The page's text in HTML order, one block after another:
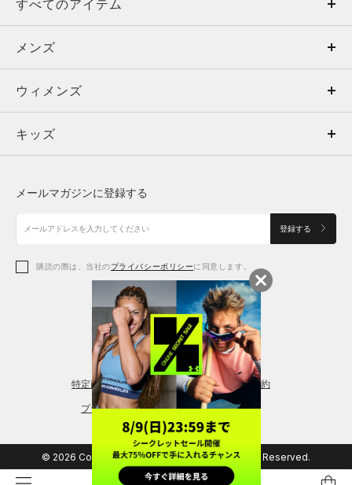
すべてのアイテム
メンズ
ウィメンズ
キッズ
アクセサリー
メンズ
トップス
ボトムス
アクセサリー
ウィメンズ
トップス
シューズ
アクセサリー
レギンス＆タイツ
キッズ
シューズ
メールマガジンに登録する
登録する
購読の際は、当社のプライバシーポリシーに同意します。
特定商取引法に基づく通販の表記 会員規約
プライバシーポリシー
© 2026 Copyright DOME Corporation. All Rights Reserved.